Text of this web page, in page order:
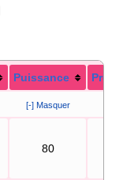
Puissance
[-] Masquer
80